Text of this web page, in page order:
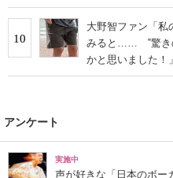
10
大野智ファン「
みると…… ‟驚き
かと思いました！」
アンケート
実施中
声が好きな「日本のボー